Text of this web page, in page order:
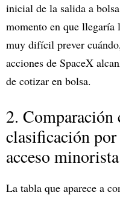
inicial de la salida a
momento en que
muy difícil prever
acciones de SpaceX
de cotizar en bolsa.
2. Comparación
clasificación
acceso minorista
La tabla que aparece a